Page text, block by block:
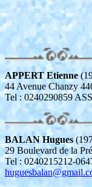
APPERT Etienne
44 Avenue Chanzy
Tel : 0240290859
BALAN Hugues
29 Boulevard de la
Tel : 0240215212-